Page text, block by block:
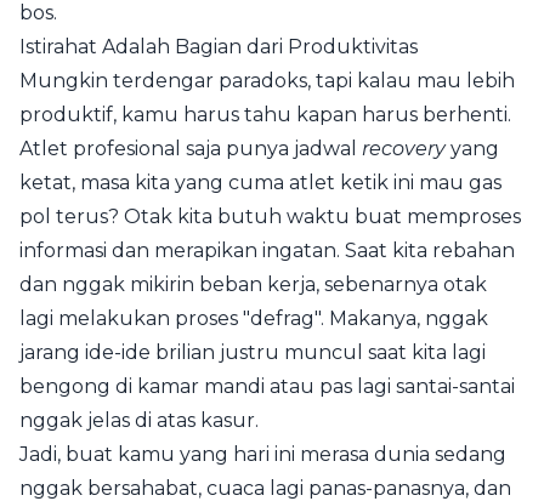
bos.
Istirahat Adalah Bagian dari Produktivitas
Mungkin terdengar paradoks, tapi kalau mau lebih
produktif, kamu harus tahu kapan harus berhenti.
Atlet profesional saja punya jadwal recoveryyang
ketat, masa kita yang cuma atlet ketik ini mau gas
pol terus? Otak kita butuh waktu buat memproses
informasi dan merapikan ingatan. Saat kita rebahan
dan nggak mikirin beban kerja, sebenarnya otak
lagi melakukan proses "defrag". Makanya, nggak
jarang ide-ide brilian justru muncul saat kita lagi
bengong di kamar mandi atau pas lagi santai-santai
nggak jelas di atas kasur.
Jadi, buat kamu yang hari ini merasa dunia sedang
nggak bersahabat, cuaca lagi panas-panasnya, dan